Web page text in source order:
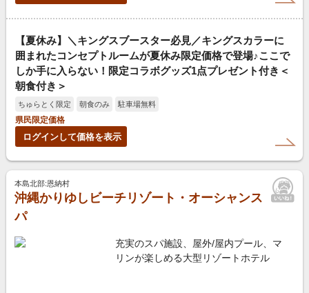
【夏休み】＼キングスブースター必見／キングスカラーに
囲まれたコンセプトルームが夏休み限定価格で登場♪ここで
しか手に入らない！限定コラボグッズ1点プレゼント付き＜
朝食付き＞
ちゅらとく限定 朝食のみ
駐車場無料
県民限定価格
ログインして価格を表示
本島北部:恩納村
沖縄かりゆしビーチリゾート・オーシャンス
パ
充実のスパ施設、屋外/屋内プール、マ
リンが楽しめる大型リゾートホテル